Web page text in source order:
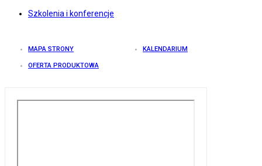
Szkolenia i konferencje
MAPA STRONY KALENDARIUM
OFERTA PRODUKTOWA